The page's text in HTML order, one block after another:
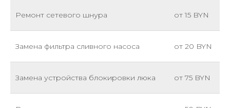
Ремонт сетевого шнура от 15 BYN
Замена фильтра сливного насоса от 20 BYN
Замена устройства блокировки люка от 75 BYN